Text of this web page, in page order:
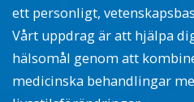
ett personligt,
Vårt uppdrag är att hjälpa
hälsomål genom att
medicinska behandlingar